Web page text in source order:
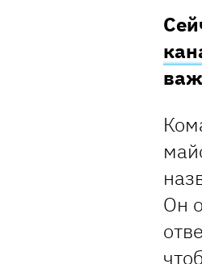
Он